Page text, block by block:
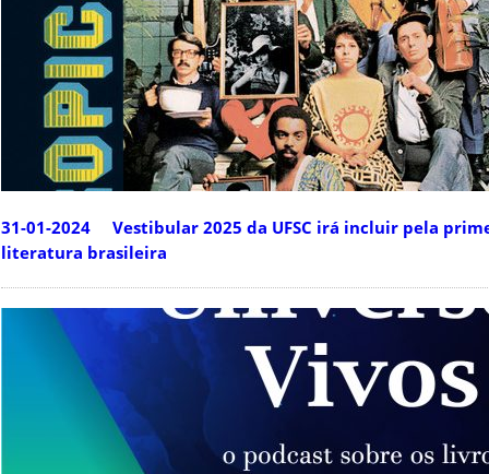
31-01-2024 Vestibular 2025 da UFSC irá incluir pela
literatura brasileira